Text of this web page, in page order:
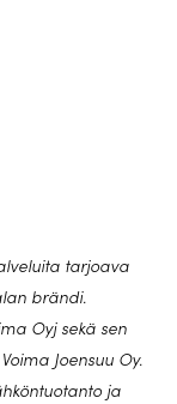
tarjoava
brändi.
Oyj sekä sen
Joensuu Oy.
ja